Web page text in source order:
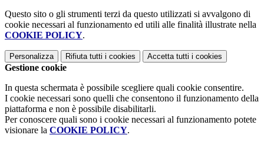
Questo sito o gli strumenti terzi da questo utilizzati si avvalgono di
cookie necessari al funzionamento ed utili alle finalità illustrate nella
COOKIE POLICY.
Personalizza Rifiuta tutti i cookies Accetta tutti i cookies
Gestione cookie
In questa schermata è possibile scegliere quali cookie consentire.
I cookie necessari sono quelli che consentono il funzionamento della
piattaforma e non è possibile disabilitarli.
Per conoscere quali sono i cookie necessari al funzionamento potete
visionare la COOKIE POLICY.